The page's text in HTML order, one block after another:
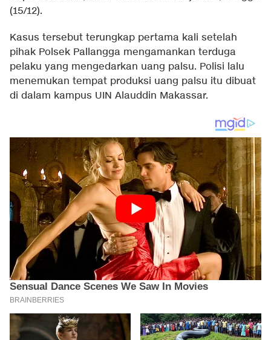
(15/12).
Kasus tersebut terungkap pertama kali setelah
pihak Polsek Pallangga mengamankan terduga
pelaku yang mengedarkan uang palsu. Polisi lalu
menemukan tempat produksi uang palsu itu dibuat
di dalam kampus UIN Alauddin Makassar.